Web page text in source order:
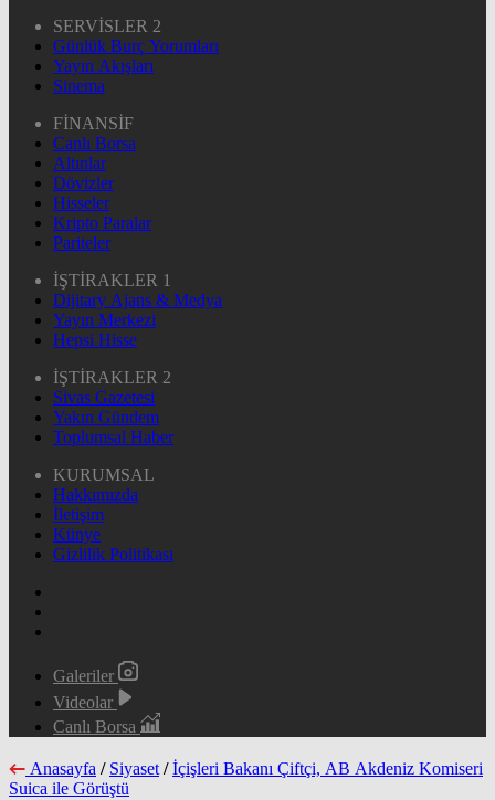
SERVİSLER 2
Günlük Burç Yorumları
Yayın Akışları
Sinema
FİNANSİF
Canlı Borsa
Altınlar
Dövizler
Hisseler
Kripto Paralar
Pariteler
İŞTİRAKLER 1
Dijitary Ajans & Medya
Yayın Merkezi
Hepsi Hisse
İŞTİRAKLER 2
Sivas Gazetesi
Yakın Gündem
Toplumsal Haber
KURUMSAL
Hakkımızda
İletişim
Künye
Gizlilik Politikası
Galeriler
Videolar
Canlı Borsa
Anasayfa / Siyaset / İçişleri Bakanı Çiftçi, AB Akdeniz Komiseri
Suica ile Görüştü